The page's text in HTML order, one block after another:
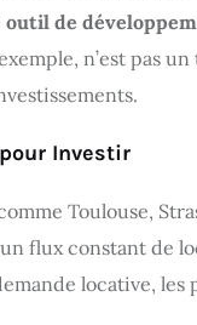
outil de
n’est pas
Investir
Toulouse,
flux constant de
locative,